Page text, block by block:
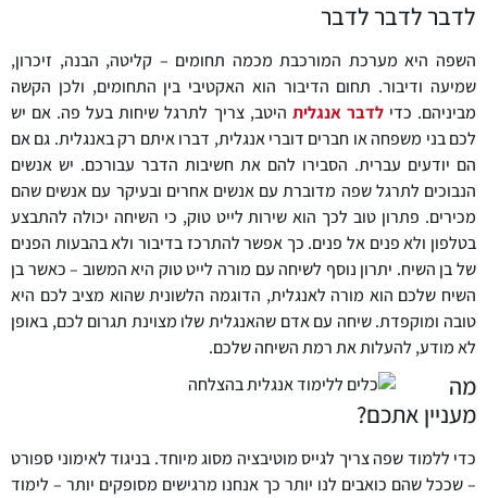
לדבר לדבר לדבר
השפה היא מערכת המורכבת מכמה תחומים – קליטה, הבנה, זיכרון,
שמיעה ודיבור. תחום הדיבור הוא האקטיבי בין התחומים, ולכן הקשה
מביניהם. כדילדבר אנגלית היטב, צריך לתרגל שיחות בעל פה. אם יש
לכם בני משפחה או חברים דוברי אנגלית, דברו איתם רק באנגלית. גם אם
הם יודעים עברית. הסבירו להם את חשיבות הדבר עבורכם. יש אנשים
הנבוכים לתרגל שפה מדוברת עם אנשים אחרים ובעיקר עם אנשים שהם
מכירים. פתרון טוב לכך הוא שירות לייט טוק, כי השיחה יכולה להתבצע
בטלפון ולא פנים אל פנים. כך אפשר להתרכז בדיבור ולא בהבעות הפנים
של בן השיח. יתרון נוסף לשיחה עם מורה לייט טוק היא המשוב – כאשר בן
השיח שלכם הוא מורה לאנגלית, הדוגמה הלשונית שהוא מציב לכם היא
טובה ומוקפדת. שיחה עם אדם שהאנגלית שלו מצוינת תגרום לכם, באופן
לא מודע, להעלות את רמת השיחה שלכם.
מה
מעניין אתכם?
כדי ללמוד שפה צריך לגייס מוטיבציה מסוג מיוחד. בניגוד לאימוני ספורט
– שככל שהם כואבים לנו יותר כך אנחנו מרגישים מסופקים יותר – לימוד